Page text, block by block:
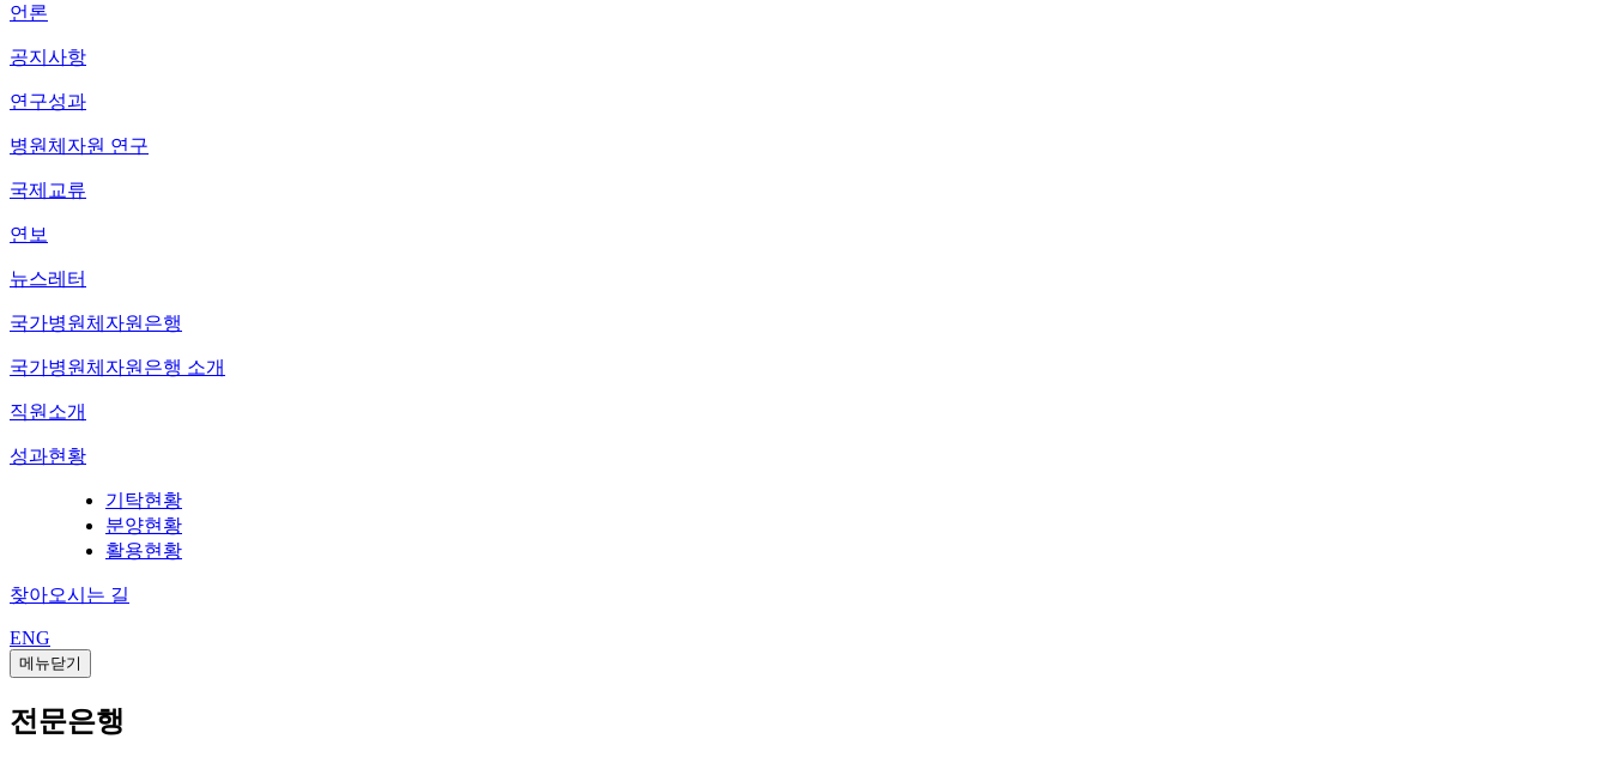
언론
공지사항
연구성과
병원체자원 연구
국제교류
연보
뉴스레터
국가병원체자원은행
국가병원체자원은행 소개
직원소개
성과현황
기탁현황
분양현황
활용현황
찾아오시는 길
ENG
메뉴닫기
전문은행